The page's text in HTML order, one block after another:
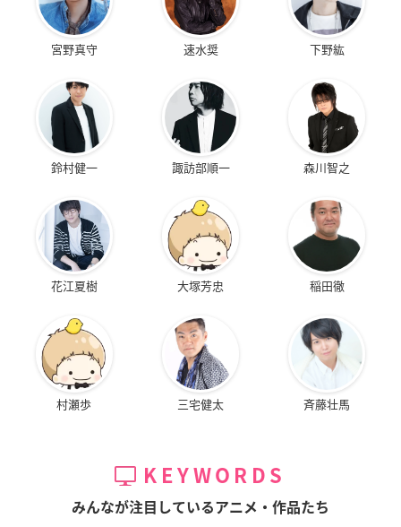
宮野真守 速水奨 下野紘
鈴村健一 諏訪部順一 森川智之
花江夏樹 大塚芳忠 稲田徹
村瀬歩 三宅健太 斉藤壮馬
KEYWORDS
みんなが注目しているアニメ・作品たち